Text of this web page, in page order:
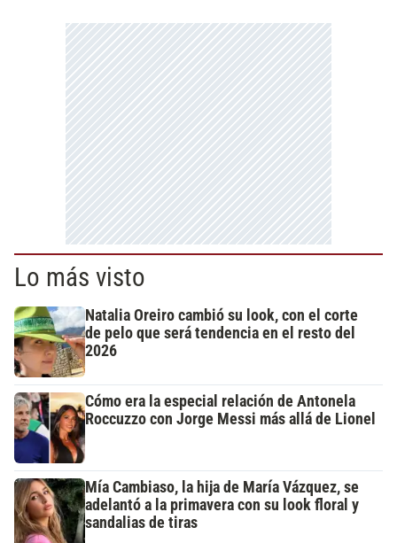
Lo más visto
Natalia Oreiro cambió su look, con el corte
de pelo que será tendencia en el resto del
2026
Cómo era la especial relación de Antonela
Roccuzzo con Jorge Messi más allá de Lionel
Mía Cambiaso, la hija de María Vázquez, se
adelantó a la primavera con su look floral y
sandalias de tiras